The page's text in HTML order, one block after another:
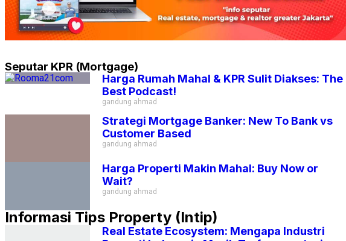
Seputar KPR (Mortgage)
Harga Rumah Mahal & KPR Sulit Diakses: The
Best Podcast!
gandung ahmad
Strategi Mortgage Banker: New To Bank vs
Customer Based
gandung ahmad
Harga Properti Makin Mahal: Buy Now or
Wait?
gandung ahmad
Informasi Tips Property (Intip)
Real Estate Ecosystem: Mengapa Industri